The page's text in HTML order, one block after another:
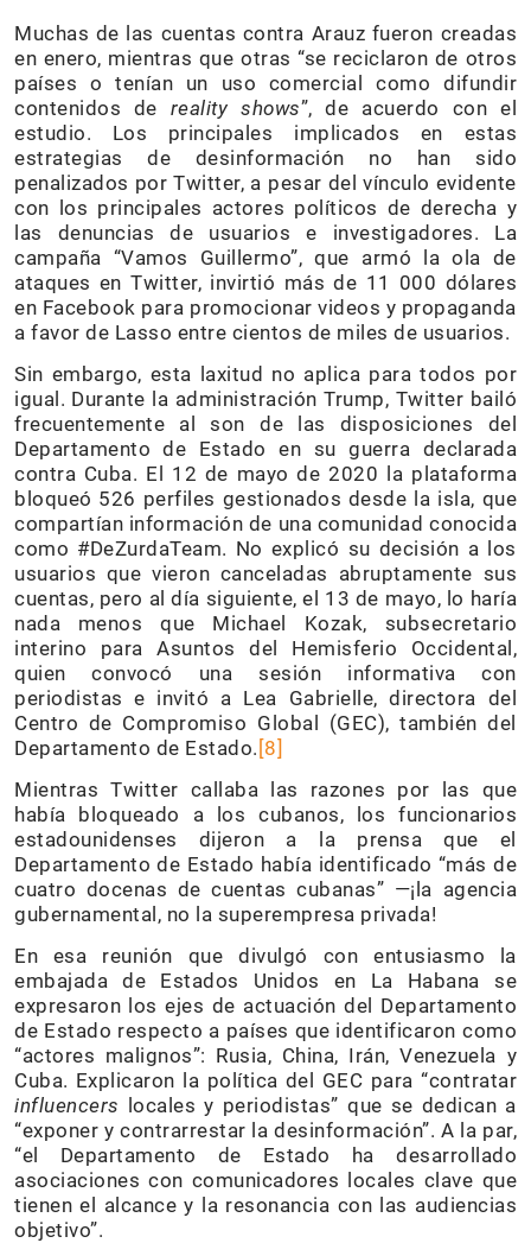
Muchas de las cuentas contra Arauz fueron creadas
en enero, mientras que otras “se reciclaron de otros
países o tenían un uso comercial como difundir
contenidos de reality shows”, de acuerdo con el
estudio. Los principales implicados en estas
estrategias de desinformación no han sido
penalizados por Twitter, a pesar del vínculo evidente
con los principales actores políticos de derecha y
las denuncias de usuarios e investigadores. La
campaña “Vamos Guillermo”, que armó la ola de
ataques en Twitter, invirtió más de 11 000 dólares
en Facebook para promocionar videos y propaganda
a favor de Lasso entre cientos de miles de usuarios.
Sin embargo, esta laxitud no aplica para todos por
igual. Durante la administración Trump, Twitter bailó
frecuentemente al son de las disposiciones del
Departamento de Estado en su guerra declarada
contra Cuba. El 12 de mayo de 2020 la plataforma
bloqueó 526 perfiles gestionados desde la isla, que
compartían información de una comunidad conocida
como #DeZurdaTeam. No explicó su decisión a los
usuarios que vieron canceladas abruptamente sus
cuentas, pero al día siguiente, el 13 de mayo, lo haría
nada menos que Michael Kozak, subsecretario
interino para Asuntos del Hemisferio Occidental,
quien convocó una sesión informativa con
periodistas e invitó a Lea Gabrielle, directora del
Centro de Compromiso Global (GEC), también del
Departamento de Estado. [8]
Mientras Twitter callaba las razones por las que
había bloqueado a los cubanos, los funcionarios
estadounidenses dijeron a la prensa que el
Departamento de Estado había identificado “más de
cuatro docenas de cuentas cubanas” —¡la agencia
gubernamental, no la superempresa privada!
En esa reunión que divulgó con entusiasmo la
embajada de Estados Unidos en La Habana se
expresaron los ejes de actuación del Departamento
de Estado respecto a países que identificaron como
“actores malignos”: Rusia, China, Irán, Venezuela y
Cuba. Explicaron la política del GEC para “contratar
influencers locales y periodistas” que se dedican a
“exponer y contrarrestar la desinformación”. A la par,
“el Departamento de Estado ha desarrollado
asociaciones con comunicadores locales clave que
tienen el alcance y la resonancia con las audiencias
objetivo”.